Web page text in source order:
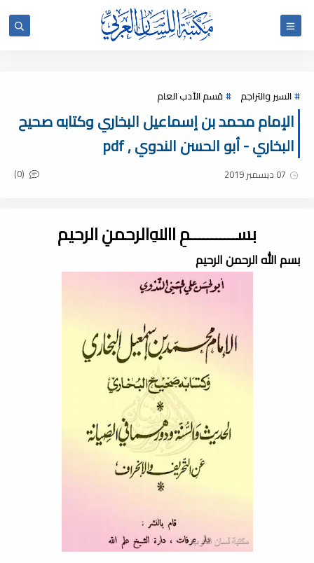
السير والتراجم قسم الأدب العام
الإمام محمد بن إسماعيل البخاري وكتابه صحيح
البخاري - أبو الحسن الندوي , pdf
07 ديسمبر 2019 (0)
بســـــــــــمِ اﷲِالرحمنِ الرحيم
بسم الله الرحمن الرحيم